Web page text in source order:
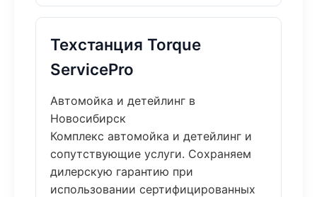
Техстанция Torque
ServicePro
Автомойка и детейлинг в
Новосибирск
Комплекс автомойка и детейлинг и
сопутствующие услуги. Сохраняем
дилерскую гарантию при
использовании сертифицированных